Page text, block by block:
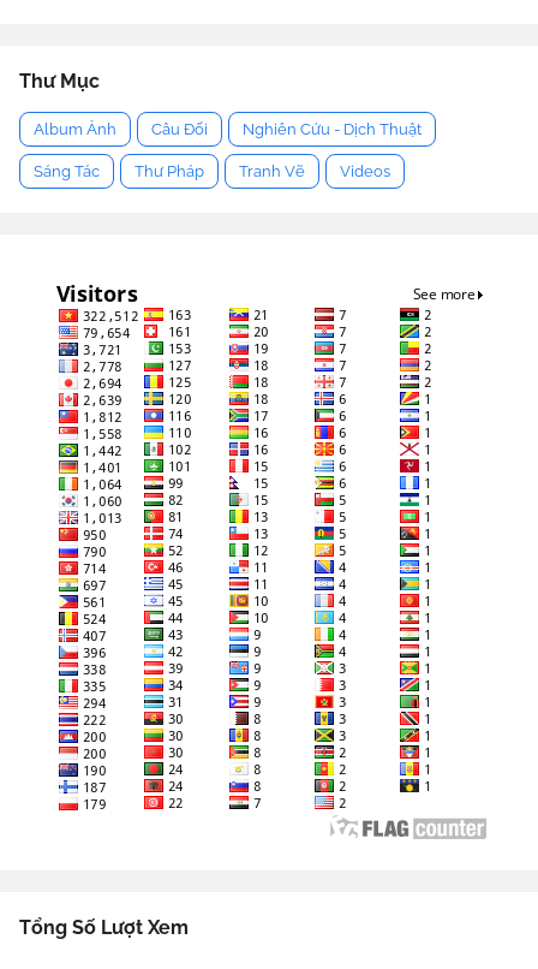
Thư Mục
Album Ảnh Câu Đối Nghiên Cứu - Dịch Thuật
Sáng Tác Thư Pháp Tranh Vẽ Videos
Tổng Số Lượt Xem